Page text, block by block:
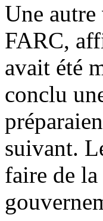
Une autre
FARC,
avait été
conclu
suivant.
faire de